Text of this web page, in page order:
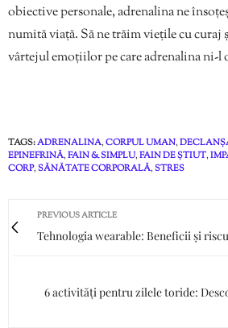
obiective personale, adrenalina ne
numită viață. Să ne trăim viețile cu curaj
vârtejul emoțiilor pe care adrenalina ni-l
TAGS:ADRENALINA,CORPUL UMAN,
EPINEFRINĂ,FAIN & SIMPLU,FAIN DE ȘTIUT,
CORP,SĂNĂTATE CORPORALĂ,STRES
PREVIOUS ARTICLE
Tehnologia wearable: Beneficii și
6 activități pentru zilele toride: